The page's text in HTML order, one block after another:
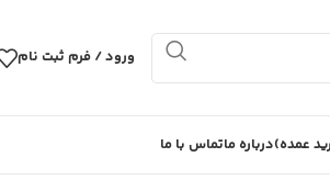
ورود / فرم ثبت نام
عمده)درباره ماتماس با ما